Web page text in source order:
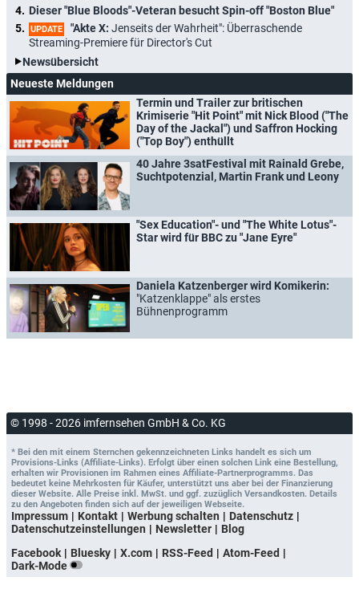
Dieser "Blue Bloods"-Veteran besucht Spin-off "Boston Blue"
UPDATE "Akte X: Jenseits der Wahrheit": Überraschende
Streaming-Premiere für Director's Cut
Newsübersicht
Neueste Meldungen
Termin und Trailer zur britischen
Krimiserie "Hit Point" mit Nick Blood ("The
Day of the Jackal") und Saffron Hocking
("Top Boy") enthüllt
40 Jahre 3satFestival mit Rainald Grebe,
Suchtpotenzial, Martin Frank und Leony
"Sex Education"- und "The White Lotus"-
Star wird für BBC zu "Jane Eyre"
Daniela Katzenberger wird Komikerin:
"Katzenklappe" als erstes
Bühnenprogramm
© 1998 - 2026 imfernsehen GmbH & Co. KG
* Bei den mit einem Sternchen gekennzeichneten Links handelt es sich um
Provisions-Links (Affiliate-Links). Erfolgt über einen solchen Link eine Bestellung,
erhalten wir Provisionen im Rahmen eines Affiliate-Partnerprogramms. Das
bedeutet keine Mehrkosten für Käufer, unterstützt uns aber bei der Finanzierung
dieser Website. Alle Preise inkl. MwSt. und ggf. zuzüglich Versandkosten. Details
zu den Angeboten finden sich auf der jeweiligen Webseite.
Impressum Kontakt Werbung schalten
Datenschutz
Datenschutzeinstellungen
Newsletter
Blog
Facebook
Bluesky X.com RSS-Feed
Atom-Feed
Dark-Mode